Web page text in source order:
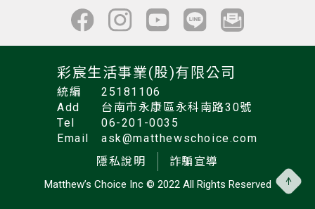
彩宸生活事業(股)有限公司
統編
25181106
Add
台南市永康區永科南路30號
Tel
06-201-0035
Email
ask@matthewschoice.com
隱私說明
詐騙宣導
Matthew’s Choice Inc © 2022 All Rights Reserved